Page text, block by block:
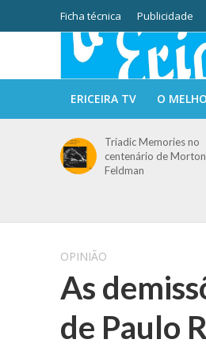
Ficha técnica Publicidade
ERICEIRA TV O
Triadic Memories no
centenário de Morton
Feldman
OPINIÃO
As
de Paulo